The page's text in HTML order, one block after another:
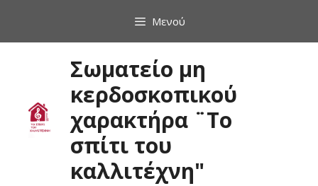
περιεχόμενο
Μενού
Σωματείο μη
κερδοσκοπικού
χαρακτήρα ¨Το
σπίτι του
καλλιτέχνη"